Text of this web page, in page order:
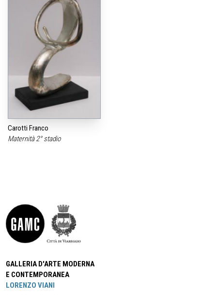
Carotti Franco
Maternità 2° stadio
GALLERIA D'ARTE MODERNA
E CONTEMPORANEA
LORENZO VIANI